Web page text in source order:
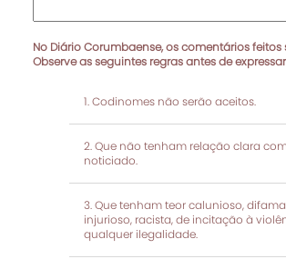
No Diário Corumbaense, os comentários
Observe as seguintes regras antes de
Codinomes não serão aceitos.
Que não tenham relação clara
noticiado.
Que tenham teor calunioso,
injurioso, racista, de incitação à
qualquer ilegalidade.